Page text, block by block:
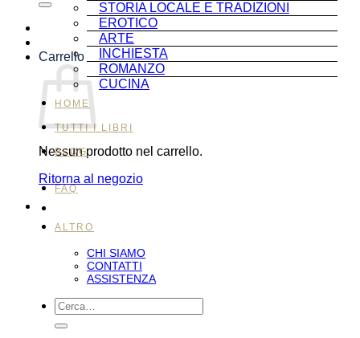
Carrello
Nessun prodotto nel carrello.
Ritorna al negozio
STORIA LOCALE E TRADIZIONI
EROTICO
ARTE
INCHIESTA
ROMANZO
CUCINA
HOME
TUTTI I LIBRI
BLOG
FAQ
ALTRO
CHI SIAMO
CONTATTI
ASSISTENZA
Cerca: